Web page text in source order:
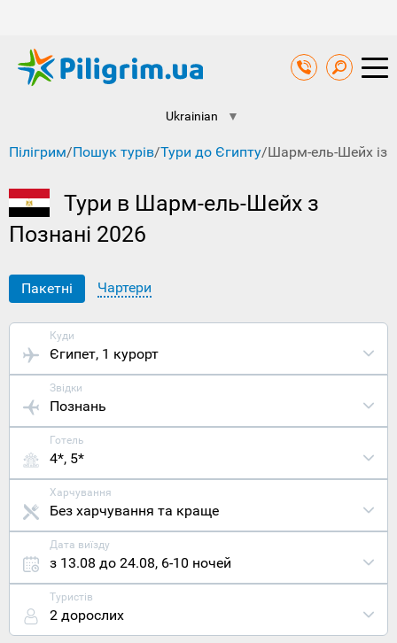
Ukrainian ▼
Пілігрим/Пошук турів/Тури до Єгипту/Шарм-ель-Шейх із
Тури в Шарм-ель-Шейх з
Познані 2026
Пакетні Чартери
Куди
Єгипет, 1 курорт
Звідки
Познань
Готель
4*, 5*
Харчування
Без харчування та краще
Дата виїзду
з 13.08 до 24.08, 6-10 ночей
Туристів
2 дорослих